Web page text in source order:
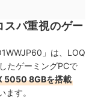
パ重視のゲー
」は、LOQ
たゲーミングPCで
5050 8GBを搭載
す。